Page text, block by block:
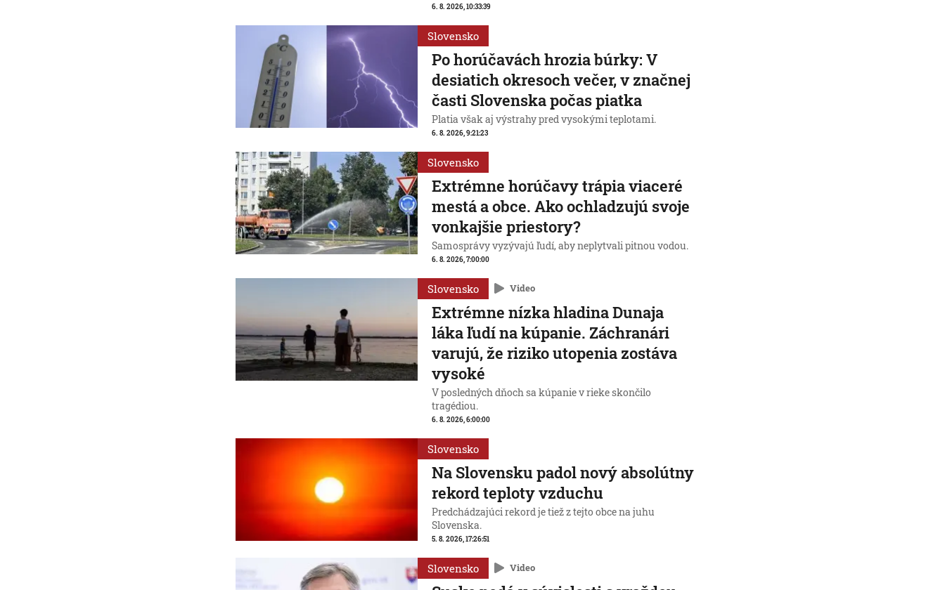
6. 8. 2026, 10:33:39
Slovensko
Po horúčavách hrozia búrky: V
desiatich okresoch večer, v značnej
časti Slovenska počas piatka
Platia však aj výstrahy pred vysokými teplotami.
6. 8. 2026, 9:21:23
Slovensko
Extrémne horúčavy trápia viaceré
mestá a obce. Ako ochladzujú svoje
vonkajšie priestory?
Samosprávy vyzývajú ľudí, aby neplytvali pitnou vodou.
6. 8. 2026, 7:00:00
Slovensko Video
Extrémne nízka hladina Dunaja
láka ľudí na kúpanie. Záchranári
varujú, že riziko utopenia zostáva
vysoké
V posledných dňoch sa kúpanie v rieke skončilo
tragédiou.
6. 8. 2026, 6:00:00
Slovensko
Na Slovensku padol nový absolútny
rekord teploty vzduchu
Predchádzajúci rekord je tiež z tejto obce na juhu
Slovenska.
5. 8. 2026, 17:26:51
Slovensko Video